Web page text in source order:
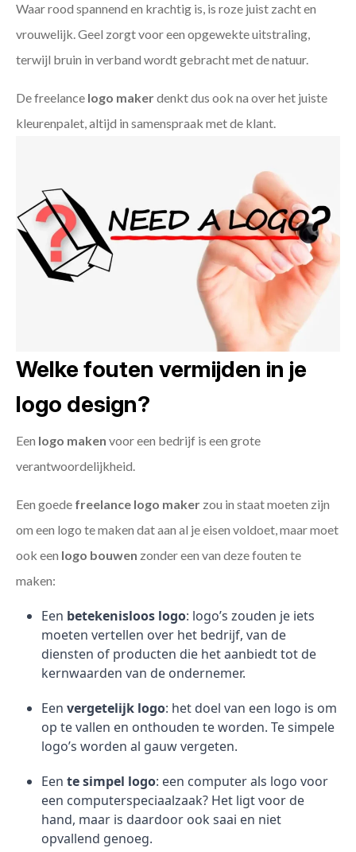
Waar rood spannend en krachtig is, is roze juist zacht en
vrouwelijk. Geel zorgt voor een opgewekte uitstraling,
terwijl bruin in verband wordt gebracht met de natuur.
De freelance logo makerdenkt dus ook na over het juiste
kleurenpalet, altijd in samenspraak met de klant.
Welke fouten vermijden in je
logo design?
Een logo maken voor een bedrijf is een grote
verantwoordelijkheid.
Een goede freelance logo maker zou in staat moeten zijn
om een logo te maken dat aan al je eisen voldoet, maar moet
ook een logo bouwen zonder een van deze fouten te
maken:
Een betekenisloos logo: logo’s zouden je iets
moeten vertellen over het bedrijf, van de
diensten of producten die het aanbiedt tot de
kernwaarden van de ondernemer.
Een vergetelijk logo: het doel van een logo is om
op te vallen en onthouden te worden. Te simpele
logo’s worden al gauw vergeten.
Een te simpel logo: een computer als logo voor
een computerspeciaalzaak? Het ligt voor de
hand, maar is daardoor ook saai en niet
opvallend genoeg.